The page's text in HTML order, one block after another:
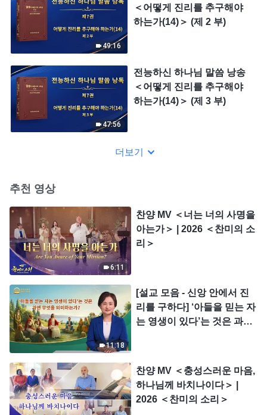
49:16
＜어떻게 진리를 추구해야
하는가(14)＞ (제 2 부)
47:56
전능하신 하나님 말씀 낭송
＜어떻게 진리를 추구해야
하는가(14)＞ (제 3 부)
더보기
추천 영상
6:11
찬양 MV ＜너는 너의 사명을
아는가＞ | 2026 ＜찬미의 소
리＞
11:18
[설교 모음 - 신앙 안에서 진
리를 구하다] ‘아들을 믿는 자
는 영생이 있다’는 것은 과연
찬양 MV ＜충성스러운 마음,
하나님께 바치나이다＞ |
2026 ＜찬미의 소리＞